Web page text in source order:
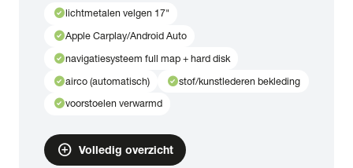
check_circlelichtmetalen velgen 17"
check_circleApple Carplay/Android Auto
check_circlenavigatiesysteem full map + hard disk
check_circleairco (automatisch) check_circlestof/kunstlederen bekleding
check_circlevoorstoelen verwarmd
add_circle Volledig overzicht